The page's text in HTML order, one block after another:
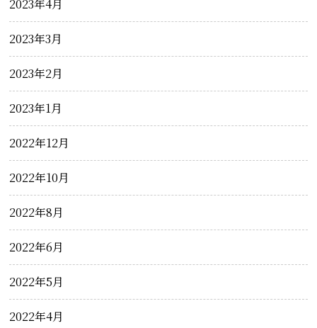
2023年4月
2023年3月
2023年2月
2023年1月
2022年12月
2022年10月
2022年8月
2022年6月
2022年5月
2022年4月